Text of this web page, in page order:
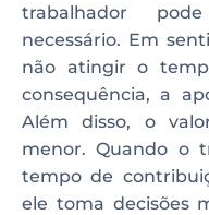
trabalhador
necessário. Em
não atingir o
consequência, a
Além disso, o
menor. Quando o
tempo de
ele toma decisões